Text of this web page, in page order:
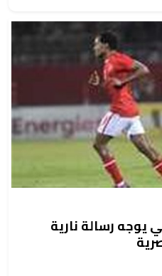
يوجه رسالة نارية